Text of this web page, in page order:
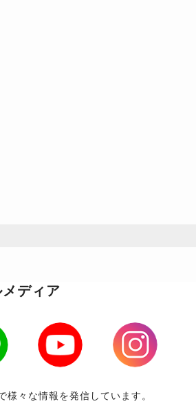
ディア
Youtube
Instagram
々な情報を発信しています。